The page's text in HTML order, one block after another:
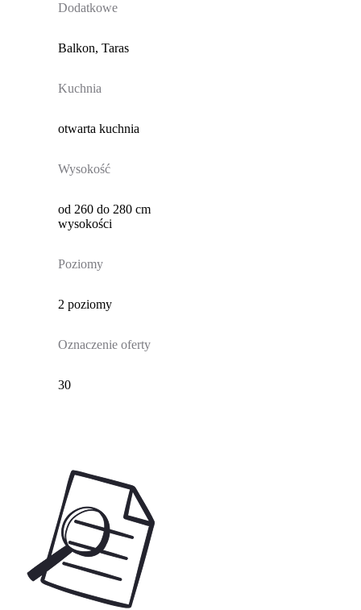
Dodatkowe
Balkon, Taras
Kuchnia
otwarta kuchnia
Wysokość
od 260 do 280 cm
wysokości
Poziomy
2 poziomy
Oznaczenie oferty
30